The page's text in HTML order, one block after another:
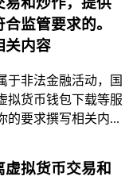
监管要求的。
关内容
于非法金融活动，国
拟货币钱包下载等服
的要求撰写相关内...
拟货币交易和